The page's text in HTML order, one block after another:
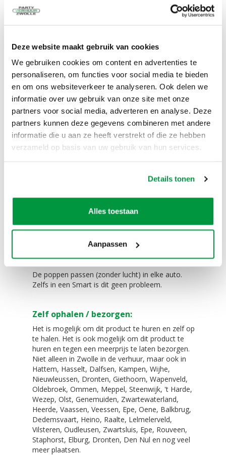
Deze website maakt gebruik van cookies
We gebruiken cookies om content en advertenties te
personaliseren, om functies voor social media te bieden
en om ons websiteverkeer te analyseren. Ook delen we
informatie over uw gebruik van onze site met onze
partners voor social media, adverteren en analyse. Deze
partners kunnen deze gegevens combineren met andere
informatie die u aan ze heeft verstrekt of die ze hebben
verzameld op basis van uw gebruik van hun services.
Details tonen
Alles toestaan
Aanpassen
De prijs is voor 3 dagen huren!
Dag 2 gebruiken
Dag 3 opruimen en retour brengen
Tegen een meerprijs kunt u deze opblaasbare
poppen ook langer huren. Vraag ons naar de
voorwaarden.
Opbouwen binnen 10 minuten!
Het opbouwen van de poppen kunt u zelf. Liefst
met z'n tweeën.
De blower bevestigd u aan de pop en dan staan
'Meneer en Mevrouw" binnen 10 minuten!
4 grote haringen voor in de grond
4 kleine haringen voor tussen de tegels of
klinkers
De 2 blowers van 330 Watt
Eenvoudig te vervoeren!
De poppen passen (zonder lucht) in elke auto.
Zelfs in een Smart is dit geen probleem.
Zelf ophalen / bezorgen:
Het is mogelijk om dit product te huren en zelf op
te halen. Het is ook mogelijk om dit product te
huren en tegen een meerprijs te laten bezorgen.
Niet alleen in Zwolle in de verhuur, maar ook in
Hattem, Hasselt, Dalfsen, Kampen, Wijhe,
Nieuwleussen, Dronten, Giethoorn, Wapenveld,
Oldebroek, Ommen, Meppel, Steenwijk, 't Harde,
Wezep, Olst, Genemuiden, Zwartewaterland,
Heerde, Vaassen, Veessen, Epe, Oene, Balkbrug,
Dedemsvaart, Heino, Raalte, Lelmelerveld,
Vilsteren, Oudleusen, Zwartsluis, Epe, Rouveen,
Staphorst, Elburg, Dronten, Den Nul en nog veel
meer plaatsen.